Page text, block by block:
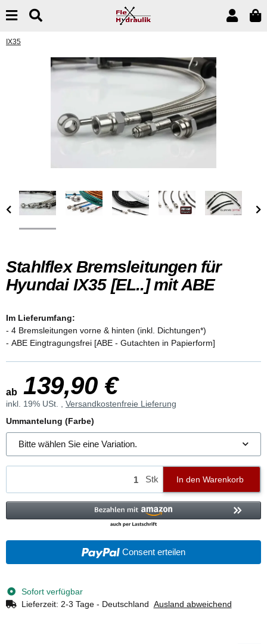
IX35
Stahlflex Bremsleitungen für
Hyundai IX35 [EL..] mit ABE
Im Lieferumfang:
- 4 Bremsleitungen vorne & hinten (inkl. Dichtungen*)
- ABE Eingtragungsfrei [ABE - Gutachten in Papierform]
ab 139,90 €
inkl. 19% USt. , Versandkostenfreie Lieferung
Ummantelung (Farbe)
Bitte wählen Sie eine Variation.
Stk In den Warenkorb
Consent erteilen
Sofort verfügbar
Lieferzeit: 2-3 Tage - Deutschland Ausland abweichend